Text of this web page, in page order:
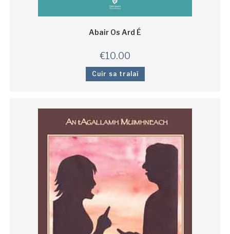
Abair Os Ard É
€10.00
Cuir sa tralaí